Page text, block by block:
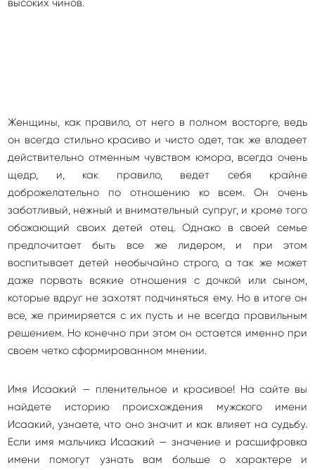
высоких чинов.
Женщины, как правило, от него в полном восторге, ведь
он всегда стильно красиво и чисто одет, так же владеет
действительно отменным чувством юмора, всегда очень
щедр, и, как правило, ведет себя крайне
доброжелательно по отношению ко всем. Он очень
заботливый, нежный и внимательный супруг, и кроме того
обожающий своих детей отец. Однако в своей семье
предпочитает быть все же лидером, и при этом
воспитывает детей необычайно строго, а так же может
даже порвать всякие отношения с дочкой или сыном,
которые вдруг не захотят подчиняться ему. Но в итоге он
все, же примиряется с их пусть и не всегда правильным
решением. Но конечно при этом он остается именно при
своем четко сформированном мнении.
Имя Исаакий — пленительное и красивое! На сайте вы
найдете историю происхождения мужского имени
Исаакий, узнаете, что оно значит и как влияет на судьбу.
Если имя мальчика Исаакий — значение и расшифровка
имени помогут узнать вам больше о характере и